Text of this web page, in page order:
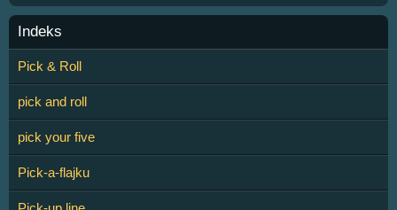
Indeks
Pick & Roll
pick and roll
pick your five
Pick-a-flajku